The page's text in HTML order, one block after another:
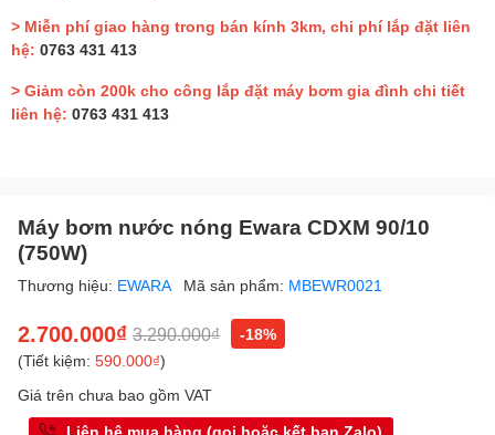
> Miễn phí giao hàng trong bán kính 3km, chi phí lắp đặt liên
hệ: 0763 431 413
> Giảm còn 200k cho công lắp đặt máy bơm gia đình chi tiết
liên hệ: 0763 431 413
Máy bơm nước nóng Ewara CDXM 90/10
(750W)
Thương hiệu: EWARA Mã sản phẩm: MBEWR0021
2.700.000₫ 3.290.000₫
-18%
(Tiết kiệm: 590.000₫)
Giá trên chưa bao gồm VAT